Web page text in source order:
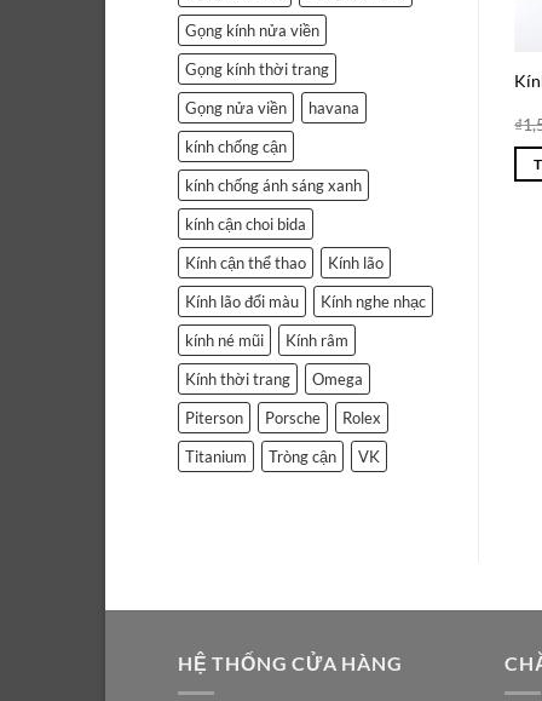
Gọng kính nửa viền
Gọng kính thời trang
Gọng nửa viền
havana
kính chống cận
kính chống ánh sáng xanh
kính cận choi bida
Kính cận thể thao
Kính lão
Kính lão đổi màu
Kính nghe nhạc
kính né mũi
Kính râm
Kính thời trang
Omega
Piterson
Porsche
Rolex
Titanium
Tròng cận VK
₫
HỆ THỐNG CỬA HÀNG